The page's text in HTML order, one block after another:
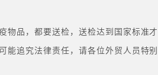
物品，都要送检，送检达到国家标准才
能追究法律责任，请各位外贸人员特别